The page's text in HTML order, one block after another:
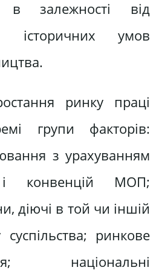
в залежності від
історичних умов
ринку праці
групи факторів:
з урахуванням
і конвенцій МОП;
діючі в той чи іншій
ринкове
національні